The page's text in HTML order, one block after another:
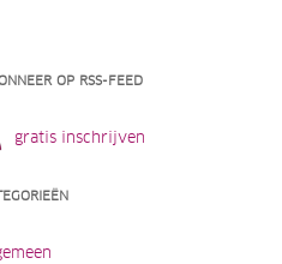
OP RSS-FEED
gratis inschrijven